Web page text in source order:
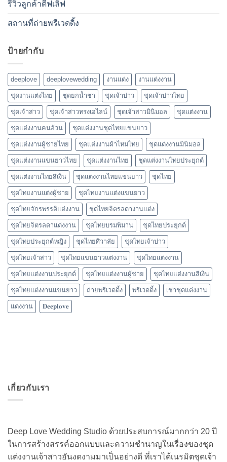
รีวิวลูกค้าดีฟเลิฟ
สถานที่ถ่ายพรีเวดดิ้ง
ป้ายกำกับ
deeplove deeplovewedding งานแต่ง งานแต่งงาน
ชุดงานแต่งไทย ชุดยกน้ำชา ชุดเจ้าบ่าว ชุดเจ้าบ่าวไทย
ชุดเจ้าสาว ชุดเจ้าสาวทรงเอไลน์ ชุดเจ้าสาวมินิมอล ชุดแต่งงาน
ชุดแต่งงานคนอ้วน ชุดแต่งงานชุดไทยแขนยาว
ชุดแต่งงานผู้ชายไทย ชุดแต่งงานผ้าไหมไทย ชุดแต่งงานมินิมอล
ชุดแต่งงานแขนยาวไทย ชุดแต่งงานไทย ชุดแต่งงานไทยประยุกต์
ชุดแต่งงานไทยสีเงิน ชุดแต่งงานไทยแขนยาว ชุดไทย
ชุดไทยงานแต่งผู้ชาย ชุดไทยงานแต่งแขนยาว
ชุดไทยจักรพรรดิแต่งงาน ชุดไทยจิตรลดางานแต่ง
ชุดไทยจิตรลดาแต่งงาน ชุดไทยบรมพิมาน ชุดไทยประยุกต์
ชุดไทยประยุกต์หญิง ชุดไทยศิวาลัย ชุดไทยเจ้าบ่าว
ชุดไทยเจ้าสาว ชุดไทยแขนยาวแต่งงาน ชุดไทยแต่งงาน
ชุดไทยแต่งงานประยุกต์ ชุดไทยแต่งงานผู้ชาย ชุดไทยแต่งงานสีเงิน
ชุดไทยแต่งงานแขนยาว ถ่ายพรีเวดดิ้ง พรีเวดดิ้ง เช่าชุดแต่งงาน
แต่งงาน 𝐃𝐞𝐞𝐩𝐥𝐨𝐯𝐞
เกี่ยวกับเรา
Deep Love Wedding Studio ด้วยประสบการณ์มากกว่า 20 ปี
ในการสร้างสรรค์ออกแบบและความชำนาญในเรื่องของชุด
แต่งงานเจ้าสาวอันงดงามมาเป็นอย่างดี ที่เราได้เนรมิตชุดเจ้า